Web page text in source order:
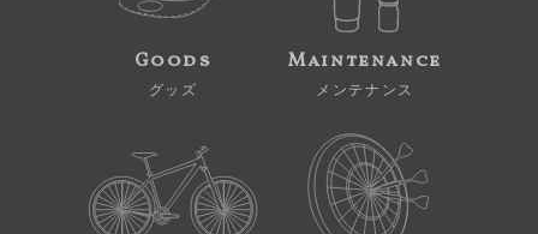
Goods
グッズ
Maintenance
メンテナンス